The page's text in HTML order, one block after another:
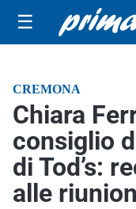
☰
CREMONA
Chiara
consiglio
di Tod’s:
alle